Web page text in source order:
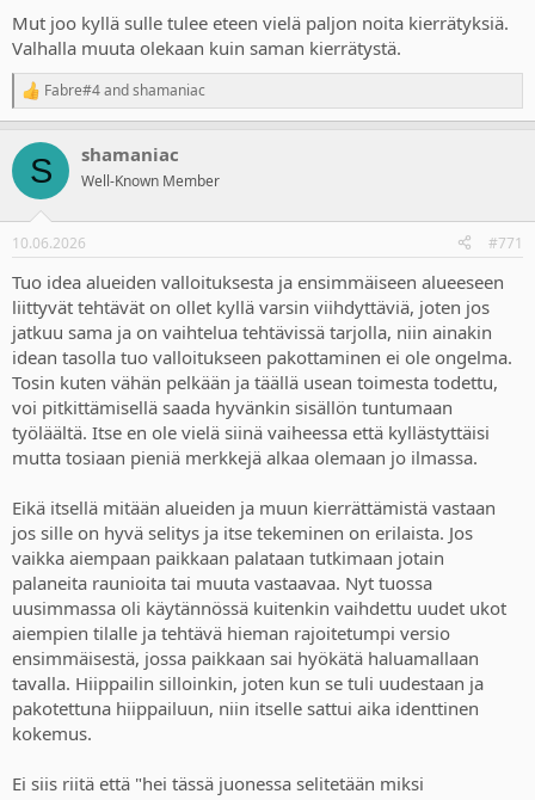
Toivottavasti ei ole samaa lisää luvassa vaan jatkossa annetaan
vapaus toteuttaa omaa pelityyliään.
Jostain myös luin kun joku ihmetteli että onko tämä jotain
"hehheh"-tehtävää jatkuvasti ja täytyy sanoa että käärmeenmunia
syövä ja vihreän pierupilven turauttava "hauska"-sivutehtävä sai jo
kohottamaan kulmakarvoja: nämäkö nyt on niitä laadukkaita
sivutarinoita?
Toki tähän mennessä sisältö on ollut parempaa mutta täytyy
myöntää että kovin huumoripainotteista se on ollut. Ei siinä, saahan
ymmärrän vähintään tuon ihmettelyn asiasta vaikka asia ei
välttämättä tule itseäni lopulta isommin haittaamaan. Varsinkin kun
en usko että ihan pieru-meininkiin täysillä menee.
Mut joo kyllä sulle tulee eteen vielä paljon noita kierrätyksiä.
Valhalla muuta olekaan kuin saman kierrätystä.
R
e
c
i
s
Fabre#4andshamaniac
S shamaniac
Well-Known Member
10.06.2026 #771
Tuo idea alueiden valloituksesta ja ensimmäiseen alueeseen
liittyvät tehtävät on ollet kyllä varsin viihdyttäviä, joten jos
jatkuu sama ja on vaihtelua tehtävissä tarjolla, niin ainakin
idean tasolla tuo valloitukseen pakottaminen ei ole ongelma.
Tosin kuten vähän pelkään ja täällä usean toimesta todettu,
voi pitkittämisellä saada hyvänkin sisällön tuntumaan
työläältä. Itse en ole vielä siinä vaiheessa että kyllästyttäisi
mutta tosiaan pieniä merkkejä alkaa olemaan jo ilmassa.
Eikä itsellä mitään alueiden ja muun kierrättämistä vastaan
jos sille on hyvä selitys ja itse tekeminen on erilaista. Jos
vaikka aiempaan paikkaan palataan tutkimaan jotain
palaneita raunioita tai muuta vastaavaa. Nyt tuossa
uusimmassa oli käytännössä kuitenkin vaihdettu uudet ukot
aiempien tilalle ja tehtävä hieman rajoitetumpi versio
ensimmäisestä, jossa paikkaan sai hyökätä haluamallaan
tavalla. Hiippailin silloinkin, joten kun se tuli uudestaan ja
pakotettuna hiippailuun, niin itselle sattui aika identtinen
kokemus.
Ei siis riitä että "hei tässä juonessa selitetään miksi